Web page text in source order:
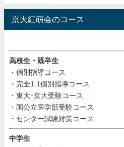
京大紅萌会のコース
高校生・既卒生
・個別指導コース
・完全1:1個別指導コース
・東大･京大受験コース
・国公立医学部受験コース
・センター試験対策コース
中学生